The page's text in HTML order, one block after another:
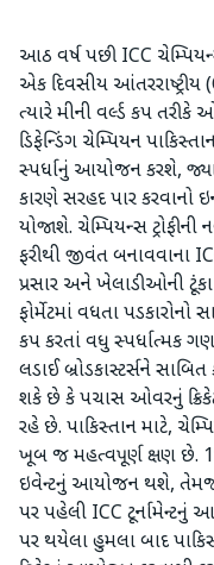
આઠ વર્ષ પછી ICC ચેમ્પિયન્સ
એક દિવસીય આંતરરાષ્ટ્રીય
ત્યારે મીની વર્લ્ડ કપ તરીકે
ડિફેન્ડિંગ ચેમ્પિયન
સ્પર્ધાનું આયોજન કરશે,
કારણે સરહદ પાર કરવાનો
યોજાશે. ચેમ્પિયન્સ
ફરીથી જીવંત બનાવવાના
પ્રસાર અને ખેલાડીઓની
ફોર્મેટમાં વધતા પડકારોનો
કપ કરતાં વધુ સ્પર્ધાત્મક
લડાઈ બ્રોડકાસ્ટર્સને
શકે છે કે પચાસ ઓવરનું
રહે છે. પાકિસ્તાન માટે,
ખૂબ જ મહત્વપૂર્ણ ક્ષણ છે.
ઇવેન્ટનું આયોજન થશે, તેમજ
પર પહેલી ICC ટૂર્નામેન્ટનું
પર થયેલા હુમલા બાદ